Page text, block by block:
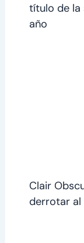
título de la
año
Clair
derrotar al